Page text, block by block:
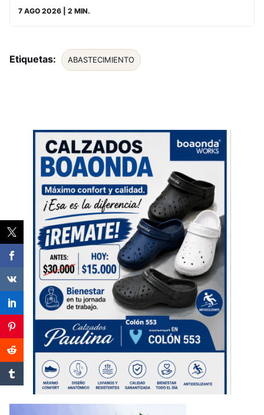
7 AGO 2026 | 2 MIN.
Etiquetas: ABASTECIMIENTO